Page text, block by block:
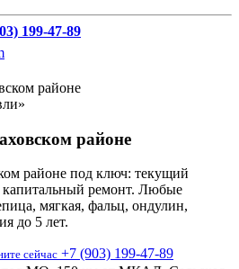
199-47-89
районе
районе под ключ: текущий
ремонт. Любые
мягкая, фальц, ондулин,
до 5 лет.
сейчас +7 (903) 199-47-89